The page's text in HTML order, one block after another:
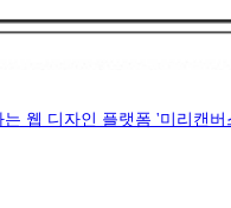
웹 디자인 플랫폼 '미리캔버